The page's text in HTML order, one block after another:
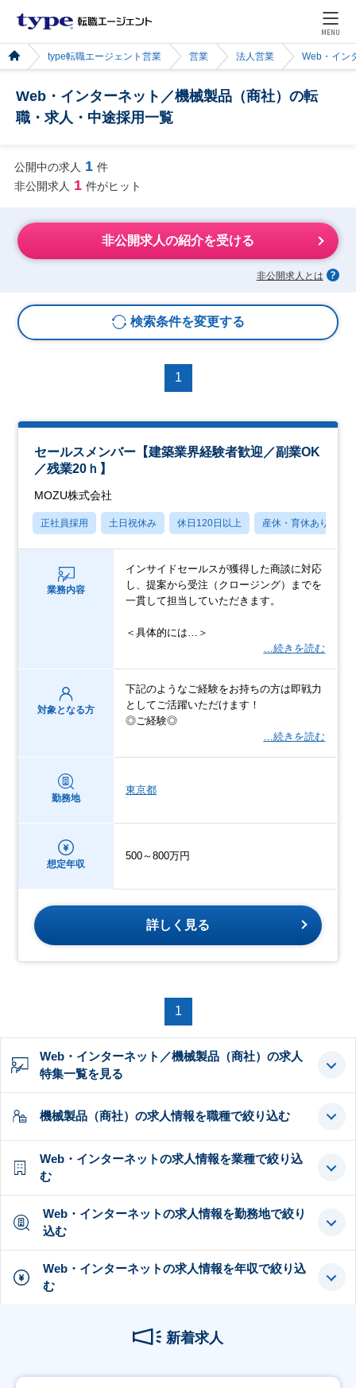
MENU
type転職エージェント営業 営業 法人営業 Web・イン
Web・インターネット／機械製品（商社）の転
職・求人・中途採用一覧
公開中の求人 1 件
非公開求人 1 件がヒット
非公開求人の紹介を受ける
非公開求人とは
検索条件を変更する
1
セールスメンバー【建築業界経験者歓迎／副業OK
／残業20ｈ】
MOZU株式会社
正社員採用 土日祝休み 休日120日以上 産休・育休あり
業務内容
インサイドセールスが獲得した商談に対応
し、提案から受注（クロージング）までを
一貫して担当していただきます。
＜具体的には…＞
…続きを読む
対象となる方
下記のようなご経験をお持ちの方は即戦力
としてご活躍いただけます！
◎ご経験◎
…続きを読む
勤務地
東京都
想定年収
500～800万円
詳しく見る
1
Web・インターネット／機械製品（商社）の求人
特集一覧を見る
機械製品（商社）の求人情報を職種で絞り込む
Web・インターネットの求人情報を業種で絞り込
む
Web・インターネットの求人情報を勤務地で絞り
込む
Web・インターネットの求人情報を年収で絞り込
む
新着求人